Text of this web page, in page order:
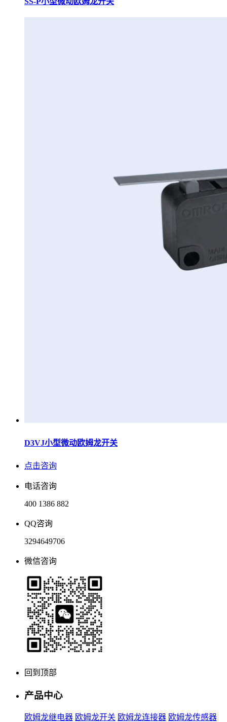
D3VJ小型微动欧姆龙开关
点击咨询
电话咨询
400 1386 882
QQ咨询
3294649706
微信咨询
回到顶部
产品中心
欧姆龙继电器 欧姆龙开关 欧姆龙连接器 欧姆龙传感器